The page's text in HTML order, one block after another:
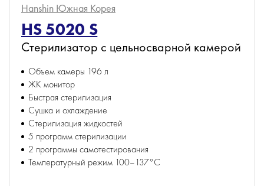
Hanshin Южная Корея
HS 5020 S
Стерилизатор с цельносварной камерой
Объем камеры 196 л
ЖК монитор
Быстрая стерилизация
Сушка и охлаждение
Стерилизация жидкостей
5 программ стерилизации
2 программы самотестирования
Температурный режим 100–137°С